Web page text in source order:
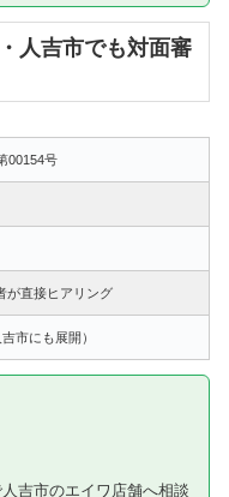
人吉市でも対面審
00154号
が直接ヒアリング
市にも展開）
吉市のエイワ店舗へ相談